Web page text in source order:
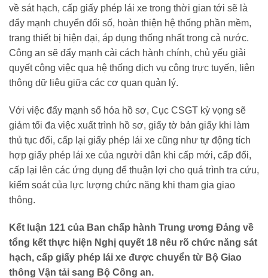
về sát hạch, cấp giấy phép lái xe trong thời gian tới sẽ là
đẩy mạnh chuyển đổi số, hoàn thiện hệ thống phần mềm,
trang thiết bị hiện đại, áp dụng thống nhất trong cả nước.
Công an sẽ đẩy mạnh cải cách hành chính, chủ yếu giải
quyết công việc qua hệ thống dịch vụ công trực tuyến, liên
thông dữ liệu giữa các cơ quan quản lý.
Với việc đẩy mạnh số hóa hồ sơ, Cục CSGT kỳ vọng sẽ
giảm tối đa việc xuất trình hồ sơ, giấy tờ bản giấy khi làm
thủ tục đổi, cấp lại giấy phép lái xe cũng như tự động tích
hợp giấy phép lái xe của người dân khi cấp mới, cấp đổi,
cấp lại lên các ứng dụng để thuận lợi cho quá trình tra cứu,
kiểm soát của lực lượng chức năng khi tham gia giao
thông.
Kết luận 121 của Ban chấp hành Trung ương Đảng về
tổng kết thực hiện Nghị quyết 18 nêu rõ chức năng sát
hạch, cấp giấy phép lái xe được chuyển từ Bộ Giao
thông Vận tải sang Bộ Công an.